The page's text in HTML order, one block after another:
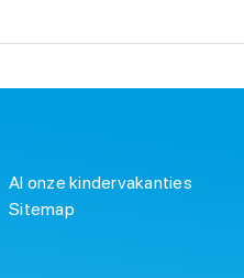
Al onze kindervakanties
Sitemap